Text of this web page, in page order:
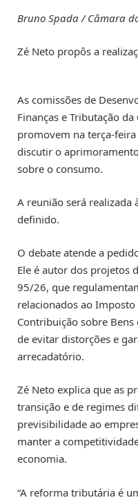
Bruno Spada / Câmara
Zé Neto propôs a
As comissões de
Finanças e Tributação
promovem na terça-
discutir o
sobre o consumo.
A reunião será realizada
definido.
O debate atende a
Ele é autor dos projetos
95/26, que
relacionados ao Imposto
Contribuição sobre Bens
de evitar distorções e
arrecadatório.
Zé Neto explica que as
transição e de regimes
previsibilidade ao
manter a
economia.
“A reforma tributária é